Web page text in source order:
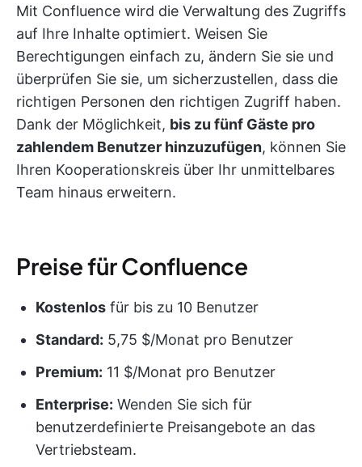
Mit Confluence wird die Verwaltung des Zugriffs
auf Ihre Inhalte optimiert. Weisen Sie
Berechtigungen einfach zu, ändern Sie sie und
überprüfen Sie sie, um sicherzustellen, dass die
richtigen Personen den richtigen Zugriff haben.
Dank der Möglichkeit, bis zu fünf Gäste pro
zahlendem Benutzer hinzuzufügen, können Sie
Ihren Kooperationskreis über Ihr unmittelbares
Team hinaus erweitern.
Preise für Confluence
Kostenlos für bis zu 10 Benutzer
Standard: 5,75 $/Monat pro Benutzer
Premium: 11 $/Monat pro Benutzer
Enterprise: Wenden Sie sich für
benutzerdefinierte Preisangebote an das
Vertriebsteam.